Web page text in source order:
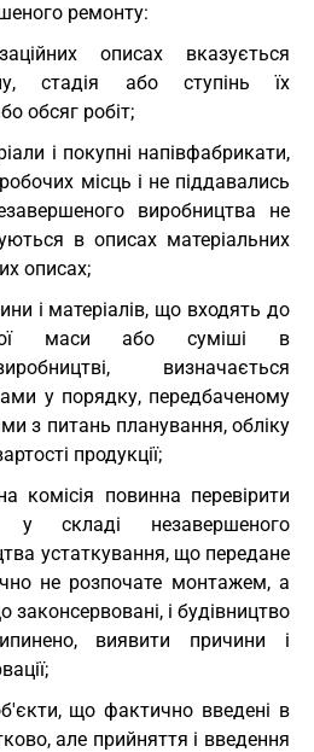
ремонту:
описах вказується
стадія або ступінь їх
обсяг робіт;
і покупні напівфабрикати,
місць і не піддавались
виробництва не
в описах матеріальних
описах;
і матеріалів, що входять до
маси або суміші в
визначається
у порядку, передбаченому
з питань планування, обліку
продукції;
комісія повинна перевірити
складі незавершеного
устаткування, що передане
не розпочате монтажем, а
законсервовані, і будівництво
виявити причини і
що фактично введені в
але прийняття і введення